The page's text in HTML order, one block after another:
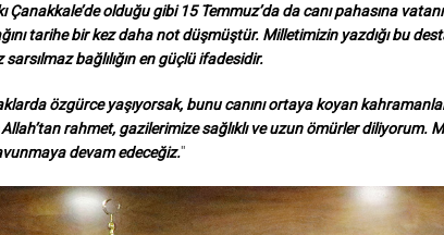
Çanakkale’de olduğu gibi 15 Temmuz’da da canı pahasına
tarihe bir kez daha not düşmüştür. Milletimizin yazdığı bu
bağlılığın en güçlü ifadesidir.
özgürce yaşıyorsak, bunu canını ortaya koyan
rahmet, gazilerimize sağlıklı ve uzun ömürler diliyorum.
devam edeceğiz."